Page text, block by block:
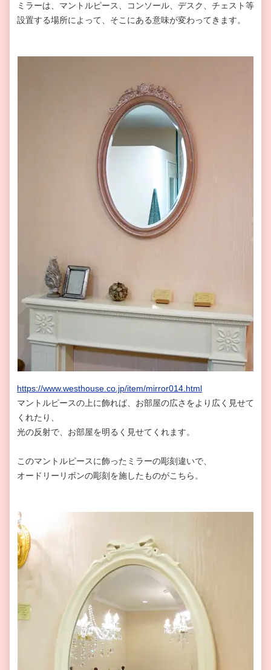
ミラーは、マントルピース、コンソール、デスク、チェスト等
設置する場所によって、そこにある意味が変わってきます。
https://www.westhouse.co.jp/item/mirror014.html
マントルピースの上に飾れば、お部屋の広さをより広く見せて
くれたり、
光の反射で、お部屋を明るく見せてくれます。
このマントルピースに飾ったミラーの彫刻違いで、
オードリーリボンの彫刻を施したものがこちら。